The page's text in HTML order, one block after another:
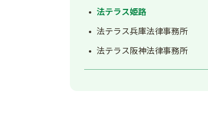
法テラス姫路
法テラス兵庫法律事務所
法テラス阪神法律事務所